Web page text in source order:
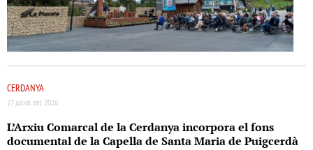
CERDANYA
27 juliol del 2026
L’Arxiu Comarcal de la Cerdanya incorpora el fons
documental de la Capella de Santa Maria de Puigcerdà